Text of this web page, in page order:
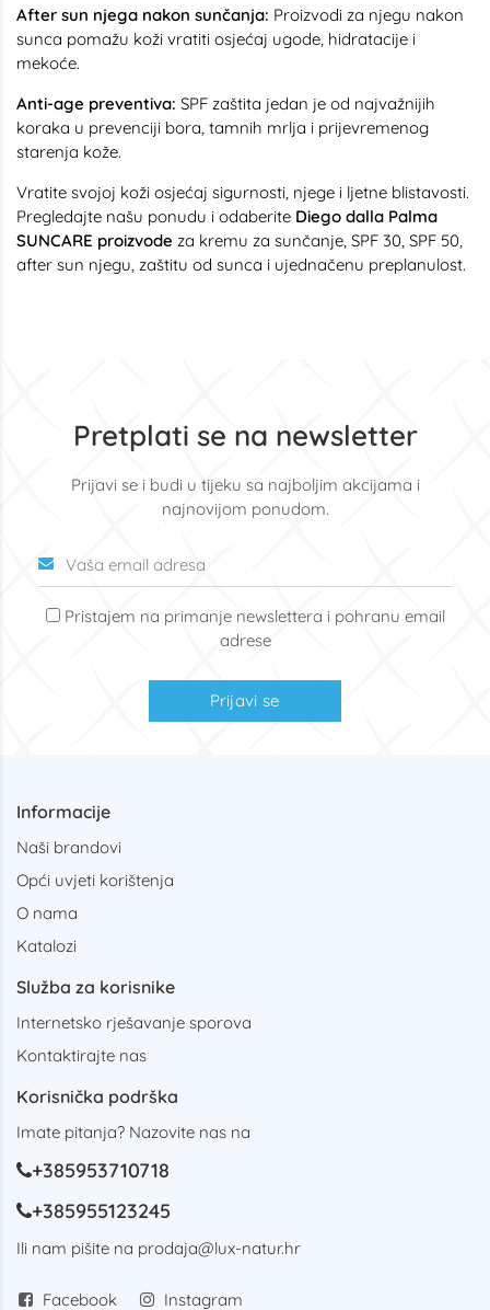
After sun njega nakon sunčanja: Proizvodi za njegu nakon
sunca pomažu koži vratiti osjećaj ugode, hidratacije i
mekoće.
Anti-age preventiva: SPF zaštita jedan je od najvažnijih
koraka u prevenciji bora, tamnih mrlja i prijevremenog
starenja kože.
Vratite svojoj koži osjećaj sigurnosti, njege i ljetne blistavosti.
Pregledajte našu ponudu i odaberite Diego dalla Palma
SUNCARE proizvode za kremu za sunčanje, SPF 30, SPF 50,
after sun njegu, zaštitu od sunca i ujednačenu preplanulost.
Pretplati se na newsletter
Prijavi se i budi u tijeku sa najboljim akcijama i
najnovijom ponudom.
Pristajem na primanje newslettera i pohranu email
adrese
Prijavi se
Informacije
Naši brandovi
Opći uvjeti korištenja
O nama
Katalozi
Služba za korisnike
Internetsko rješavanje sporova
Kontaktirajte nas
Korisnička podrška
Imate pitanja? Nazovite nas na
+385953710718
+385955123245
Ili nam pišite na prodaja@lux-natur.hr
Facebook Instagram